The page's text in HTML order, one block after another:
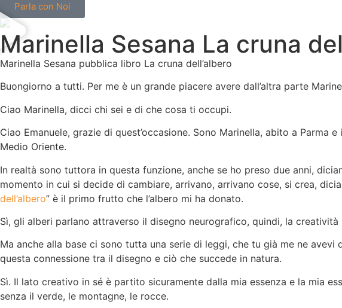
Parla con Noi
Marinella Sesana La cruna
Marinella Sesana pubblica libro La cruna dell’albero
Buongiorno a tutti. Per me è un grande piacere avere dall’altra parte
Ciao Marinella, dicci chi sei e di che cosa ti occupi.
Ciao Emanuele, grazie di quest’occasione. Sono Marinella, abito a
Medio Oriente.
In realtà sono tuttora in questa funzione, anche se ho preso due anni,
momento in cui si decide di cambiare, arrivano, arrivano cose, si crea,
dell’albero” è il primo frutto che l’albero mi ha donato.
Sì, gli alberi parlano attraverso il disegno neurografico, quindi, la creatività
Ma anche alla base ci sono tutta una serie di leggi, che tu già me ne
questa connessione tra il disegno e ciò che succede in natura.
Sì. Il lato creativo in sé è partito sicuramente dalla mia essenza e la mia
senza il verde, le montagne, le rocce.